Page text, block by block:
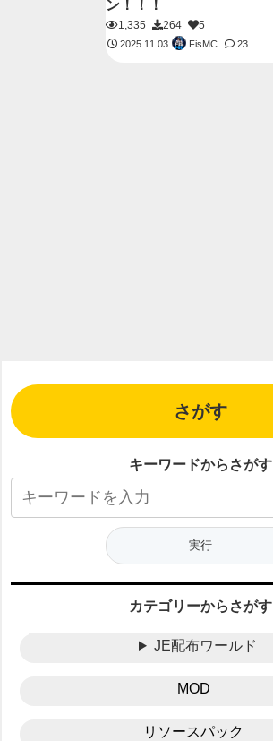
ン！！！
1,335 264 5
2025.11.03 FisMC 23
さがす
キーワードからさがす
カテゴリーからさがす
JE配布ワールド
MOD
リソースパック